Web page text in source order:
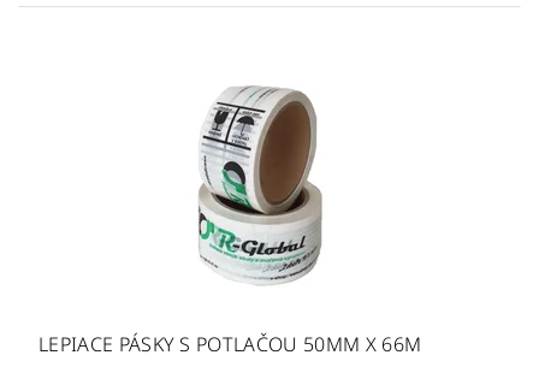
LEPIACE PÁSKY S POTLAČOU 50MM X 66M